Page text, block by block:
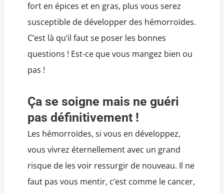
fort en épices et en gras, plus vous serez
susceptible de développer des hémorroïdes.
C’est là qu’il faut se poser les bonnes
questions ! Est-ce que vous mangez bien ou
pas !
Ça se soigne mais ne guéri
pas définitivement !
Les hémorroïdes, si vous en développez,
vous vivrez éternellement avec un grand
risque de les voir ressurgir de nouveau. Il ne
faut pas vous mentir, c’est comme le cancer,